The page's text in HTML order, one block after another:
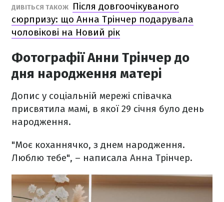
ДИВІТЬСЯ ТАКОЖ
Після довгоочікуваного
сюрпризу: що Анна Трінчер подарувала
чоловікові на Новий рік
Фотографії Анни Трінчер до
дня народження матері
Допис у соціальній мережі співачка
присвятила мамі, в якої 29 січня було день
народження.
"Моє коханнячко, з днем народження.
Люблю тебе", – написала Анна Трінчер.